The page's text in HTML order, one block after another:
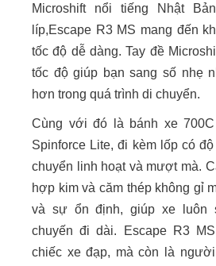
Microshift nổi tiếng Nhật
líp,Escape R3 MS mang đến
tốc độ dễ dàng. Tay đề
tốc độ giúp bạn sang số nhẹ
hơn trong quá trình di chuyển.
Cùng với đó là bánh xe
Spinforce Lite, đi kèm lốp có
chuyển linh hoạt và mượt mà.
hợp kim và căm thép không gỉ
và sự ổn định, giúp xe luôn
chuyến đi dài. Escape R3
chiếc xe đạp, mà còn là